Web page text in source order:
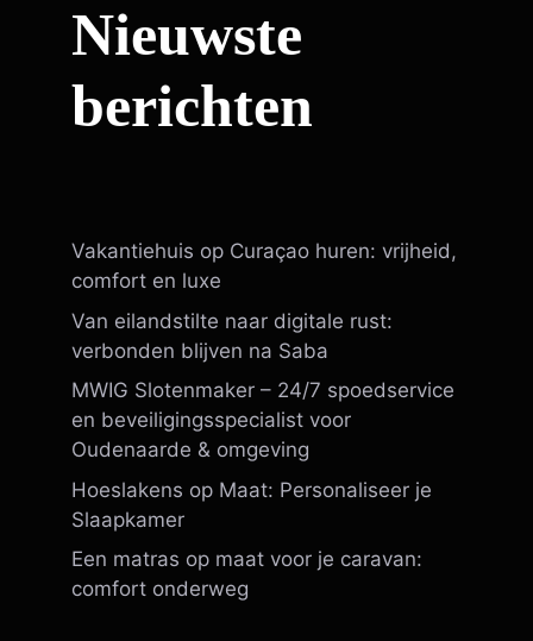
Nieuwste
berichten
Vakantiehuis op Curaçao huren: vrijheid,
comfort en luxe
Van eilandstilte naar digitale rust:
verbonden blijven na Saba
MWIG Slotenmaker – 24/7 spoedservice
en beveiligingsspecialist voor
Oudenaarde & omgeving
Hoeslakens op Maat: Personaliseer je
Slaapkamer
Een matras op maat voor je caravan:
comfort onderweg